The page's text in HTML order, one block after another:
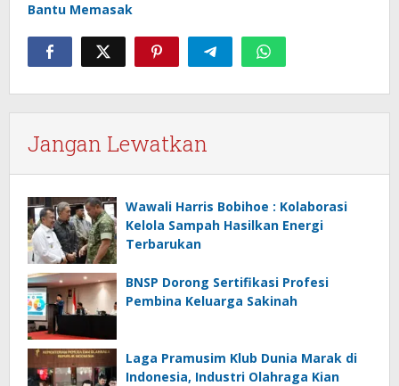
Bantu Memasak
Jangan Lewatkan
Wawali Harris Bobihoe : Kolaborasi
Kelola Sampah Hasilkan Energi
Terbarukan
BNSP Dorong Sertifikasi Profesi
Pembina Keluarga Sakinah
Laga Pramusim Klub Dunia Marak di
Indonesia, Industri Olahraga Kian